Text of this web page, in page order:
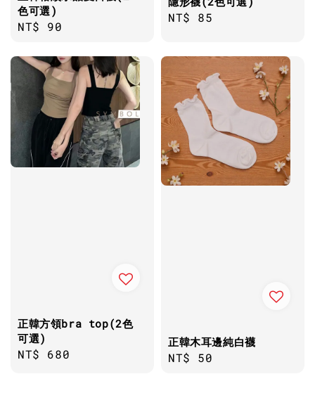
色可選)
Regular
NT$ 90
Regular
NT$ 85
正韓方領bra top(2色
可選)
Regular
NT$ 680
正韓木耳邊純白襪
Regular
NT$ 50